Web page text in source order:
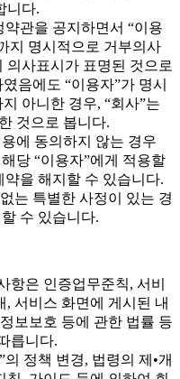
니다.
관을 공지하면서 “이용
지 명시적으로 거부의사
의사표시가 표명된 것으로
음에도 “이용자”가 명시
아니한 경우, “회사”는
것으로 봅니다.
에 동의하지 않는 경우
당 “이용자”에게 적용할
약을 해지할 수 있습니다.
는 특별한 사정이 있는 경
수 있습니다.
은 인증업무준칙, 서비
서비스 화면에 게시된 내
보보호 등에 관한 법률 등
릅니다.
정책 변경, 법령의 제•개